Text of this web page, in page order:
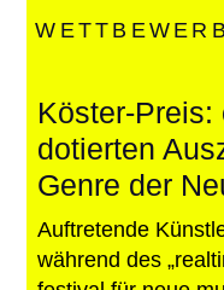
Köster-
do­tierten
Genre der
Auftretende
während des